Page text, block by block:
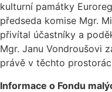
kulturní památky
předseda komise Mgr.
přivítal účastníky a
Mgr. Janu Vondroušovi
právě v těchto
Informace o Fondu